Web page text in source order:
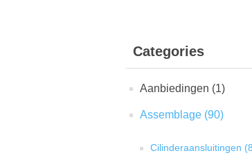
Categories
Aanbiedingen (1)
Assemblage (90)
Cilinderaansluitingen